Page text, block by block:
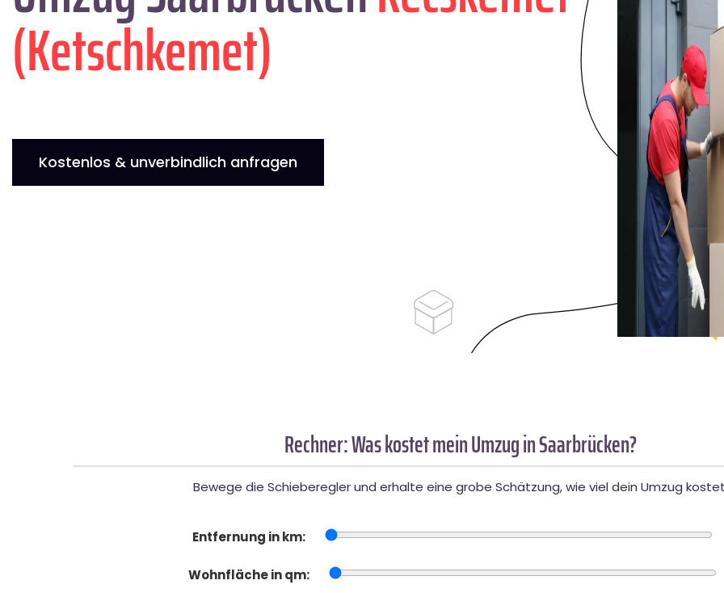
(Ketschkemet)
Kostenlos & unverbindlich anfragen
Rechner: Was kostet mein Umzug in Saarbrücken?
Bewege die Schieberegler und erhalte eine grobe Schätzung, wie viel dein Umzug
Entfernung in km:
Wohnfläche in qm: